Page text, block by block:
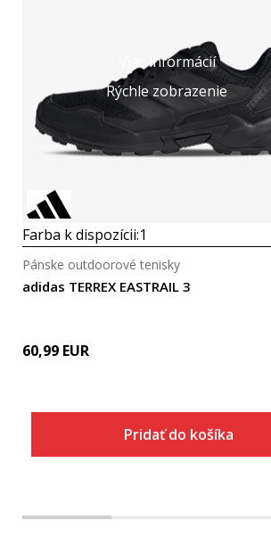
Viac informácií
Rýchle zobrazenie
Farba k dispozícii:1
adidas TERREX EASTRAIL 3
Pánske outdoorové tenisky
60,99 EUR
Pridať do košíka